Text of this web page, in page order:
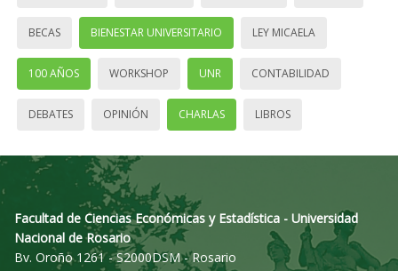
BECAS BIENESTAR UNIVERSITARIO LEY MICAELA
100 AÑOS WORKSHOP UNR CONTABILIDAD
DEBATES OPINIÓN CHARLAS LIBROS
Facultad de Ciencias Económicas y Estadística - Universidad
Nacional de Rosario
Bv. Oroño 1261 - S2000DSM - Rosario